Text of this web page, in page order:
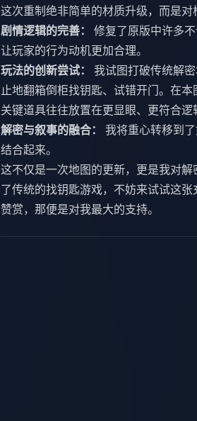
这次重制绝非简单的材质升级，而是对
剧情逻辑的完善：
修复了原版中许多
让玩家的行为动机更加合理。
玩法的创新尝试：
我试图打破传统解
止地翻箱倒柜找钥匙、试错开门。在本
关键道具往往放置在更显眼、更符合逻
解密与叙事的融合：
我将重心转移到
结合起来。
这不仅是一次地图的更新，更是我对
了传统的找钥匙游戏，不妨来试试这
赞赏，那便是对我最大的支持。